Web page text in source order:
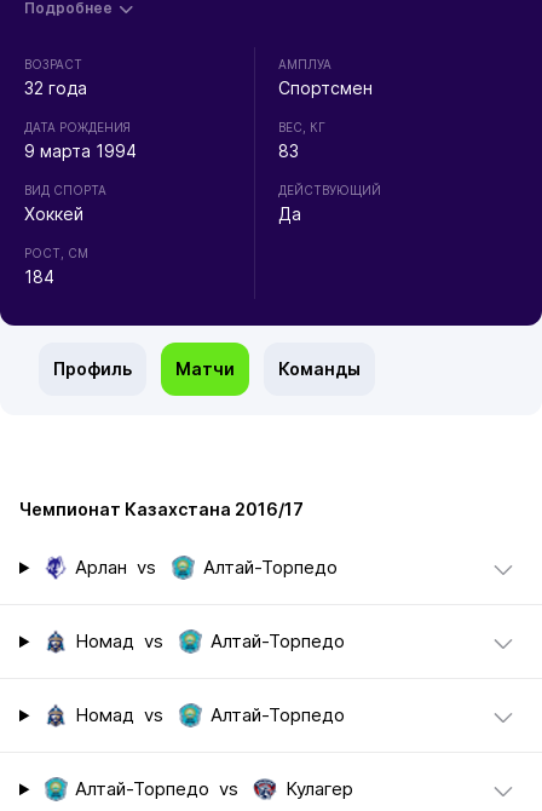
Подробнее
ВОЗРАСТ
32 года
ДАТА РОЖДЕНИЯ
9 марта 1994
ВИД СПОРТА
Хоккей
РОСТ, СМ
184
АМПЛУА
Спортсмен
ВЕС, КГ
83
ДЕЙСТВУЮЩИЙ
Да
Профиль Матчи Команды
Чемпионат Казахстана 2016/17
Арлан vs Алтай-Торпедо
Номад vs Алтай-Торпедо
Номад vs Алтай-Торпедо
Алтай-Торпедо vs Кулагер